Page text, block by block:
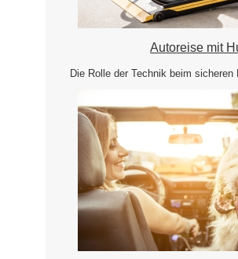
Autoreise mit
Die Rolle der Technik beim